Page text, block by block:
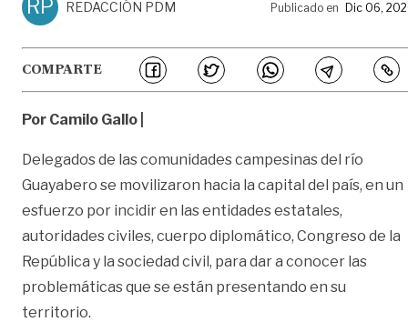
RP REDACCIÓN PDM Publicado en Dic 06,
COMPARTE
Por Camilo Gallo |
Delegados de las comunidades campesinas del río
Guayabero se movilizaron hacia la capital del país, en un
esfuerzo por incidir en las entidades estatales,
autoridades civiles, cuerpo diplomático, Congreso de la
República y la sociedad civil, para dar a conocer las
problemáticas que se están presentando en su
territorio.